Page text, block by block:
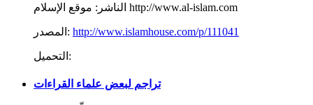
الناشر: موقع الإسلام http://www.al-islam.com
المصدر: http://www.islamhouse.com/p/111041
التحميل:
تراجم لبعض علماء القراءات